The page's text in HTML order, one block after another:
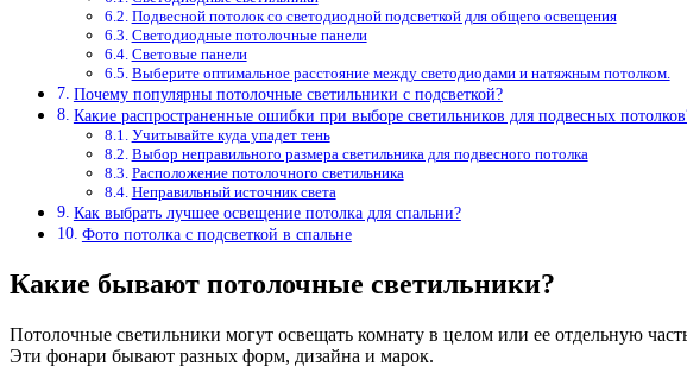
Подвесной потолок со светодиодной подсветкой для общего освещения
Светодиодные потолочные панели
Световые панели
Выберите оптимальное расстояние между светодиодами и натяжным потолком.
Почему популярны потолочные светильники с подсветкой?
Какие распространенные ошибки при выборе светильников для подвесных
Учитывайте куда упадет тень
Выбор неправильного размера светильника для подвесного потолка
Расположение потолочного светильника
Неправильный источник света
Как выбрать лучшее освещение потолка для спальни?
Фото потолка с подсветкой в спальне
Какие бывают потолочные светильники?
Потолочные светильники могут освещать комнату в целом или ее отдельную
Эти фонари бывают разных форм, дизайна и марок.